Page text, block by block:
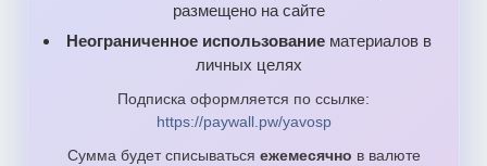
размещено на сайте
Неограниченное использование материалов в
личных целях
Подписка оформляется по ссылке:
https://paywall.pw/yavosp
Сумма будет списываться ежемесячно в валюте